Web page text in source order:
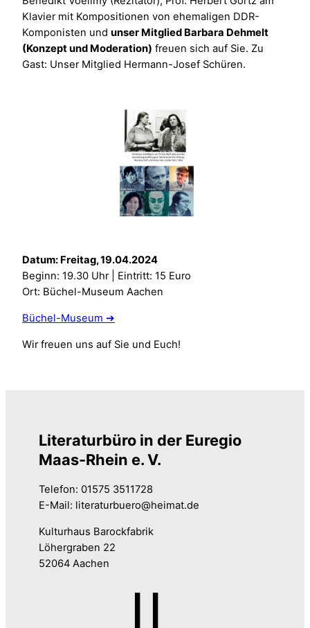
Klavier mit Kompositionen von ehemaligen DDR-
Komponisten und unser Mitglied Barbara Dehmelt
(Konzept und Moderation) freuen sich auf Sie. Zu
Gast: Unser Mitglied Hermann-Josef Schüren.
Datum: Freitag, 19.04.2024
Beginn: 19.30 Uhr | Eintritt: 15 Euro
Ort: Büchel-Museum Aachen
Büchel-Museum ➔
Wir freuen uns auf Sie und Euch!
Literaturbüro in der Euregio
Maas-Rhein e. V.
Telefon: 01575 3511728
E-Mail: literaturbuero@heimat.de
Kulturhaus Barockfabrik
Löhergraben 22
52064 Aachen